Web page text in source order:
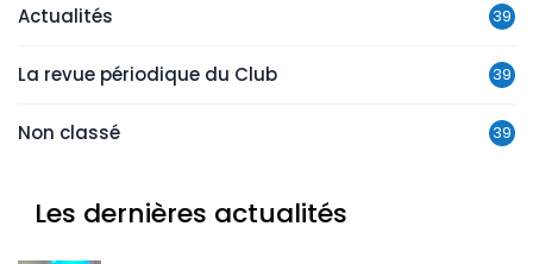
Actualités 39
La revue périodique du Club 39
Non classé 39
Les dernières actualités